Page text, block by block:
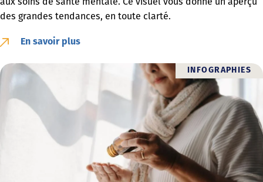
des grandes tendances, en toute clarté.
En savoir plus
INFOGRAPHIES